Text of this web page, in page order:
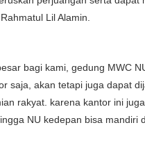
Lil Alamin.
bagi kami, gedung MWC
saja, akan tetapi juga dapat
rakyat. karena kantor ini
NU kedepan bisa mandiri